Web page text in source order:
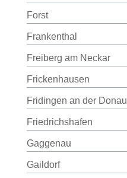
Forst
Frankenthal
Freiberg am Neckar
Frickenhausen
Fridingen an der Donau
Friedrichshafen
Gaggenau
Gaildorf